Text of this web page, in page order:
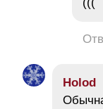
Holod